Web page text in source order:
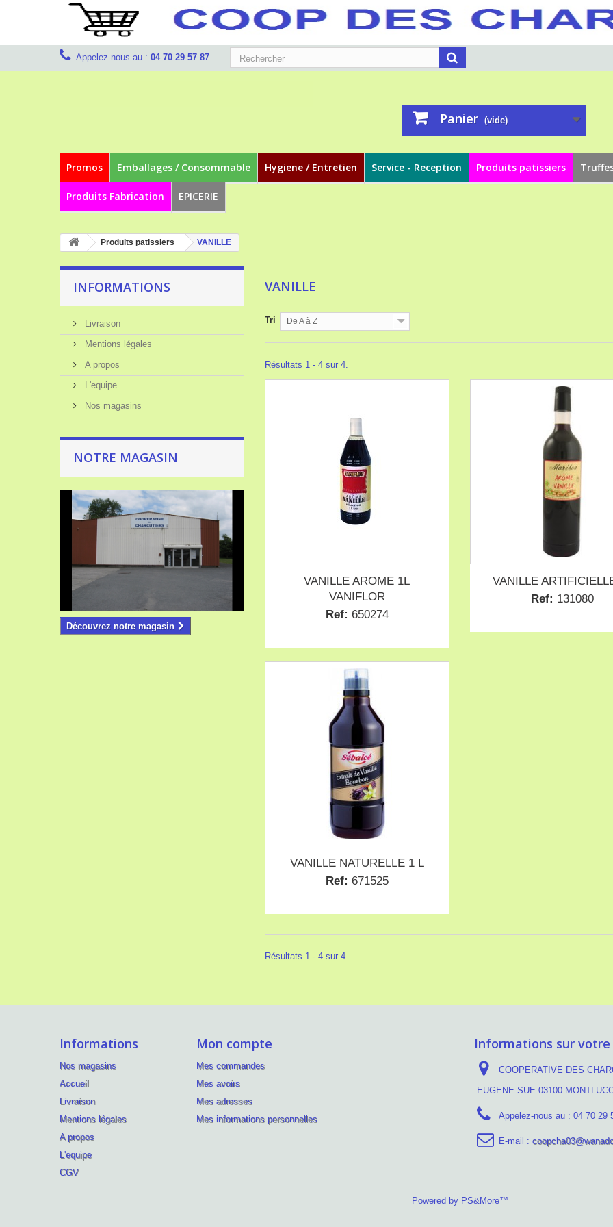
Appelez-nous au : 04 70 29 57 87
Panier (vide)
Promos Emballages / Consommable Hygiene / Entretien Service - Reception Produits patissiers
Produits Fabrication EPICERIE
Produits patissiers VANILLE
INFORMATIONS
Livraison
Mentions légales
A propos
L'equipe
Nos magasins
NOTRE MAGASIN
Découvrez notre magasin
VANILLE
Tri De A à Z
Résultats 1 - 4 sur 4.
VANILLE AROME 1L
VANIFLOR
Ref: 650274
VANILLE
Ref: 131080
VANILLE NATURELLE 1 L
Ref: 671525
Résultats 1 - 4 sur 4.
Informations
Nos magasins
Accueil
Livraison
Mentions légales
A propos
L'equipe
CGV
Mon compte
Mes commandes
Mes avoirs
Mes adresses
Mes informations personnelles
Informations sur
COOPERATIVE DES
EUGENE SUE 03100
Appelez-nous au : 04 70 29
E-mail :
Powered by PS&More™